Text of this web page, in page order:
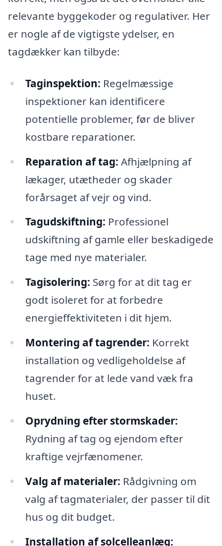
relevante byggekoder og regulativer. Her
er nogle af de vigtigste ydelser, en
tagdækker kan tilbyde:
Taginspektion: Regelmæssige
inspektioner kan identificere
potentielle problemer, før de bliver
kostbare reparationer.
Reparation af tag: Afhjælpning af
lækager, utætheder og skader
forårsaget af vejr og vind.
Tagudskiftning: Professionel
udskiftning af gamle eller beskadigede
tage med nye materialer.
Tagisolering: Sørg for at dit tag er
godt isoleret for at forbedre
energieffektiviteten i dit hjem.
Montering af tagrender: Korrekt
installation og vedligeholdelse af
tagrender for at lede vand væk fra
huset.
Oprydning efter stormskader:
Rydning af tag og ejendom efter
kraftige vejrfænomener.
Valg af materialer: Rådgivning om
valg af tagmaterialer, der passer til dit
hus og dit budget.
Installation af solcelleanlæg: